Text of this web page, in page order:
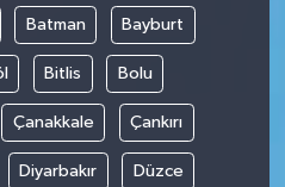
Batman Bayburt
Bitlis Bolu
Çanakkale Çankırı
Diyarbakır Düzce